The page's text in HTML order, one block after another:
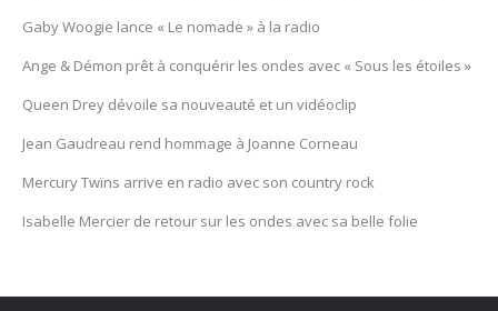
Gaby Woogie lance « Le nomade » à la radio
Ange & Démon prêt à conquérir les ondes avec « Sous les étoiles »
Queen Drey dévoile sa nouveauté et un vidéoclip
Jean Gaudreau rend hommage à Joanne Corneau
Mercury Twïns arrive en radio avec son country rock
Isabelle Mercier de retour sur les ondes avec sa belle folie